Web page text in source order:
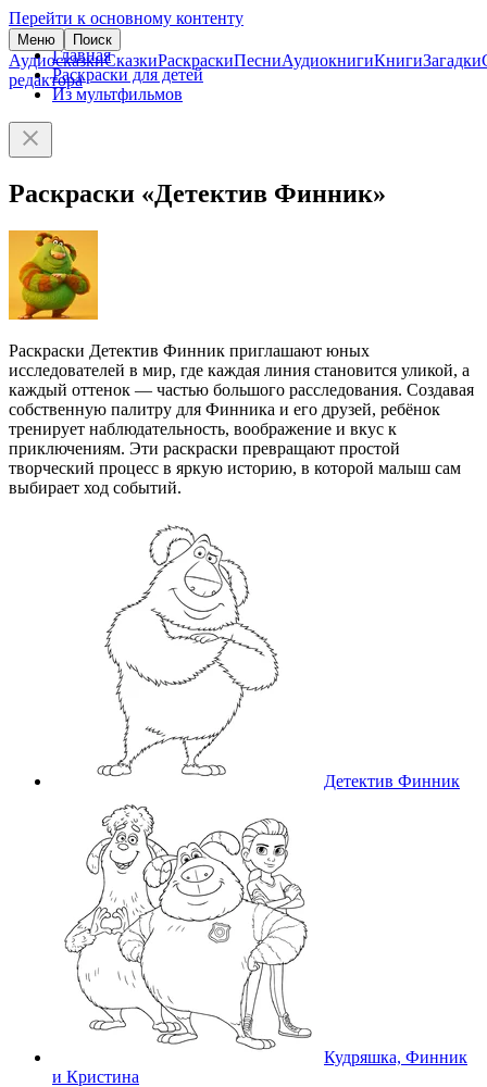
Перейти к основному контенту
Меню Поиск
АудиосказкиСказкиРаскраскиПесниАудиокнигиКнигиЗагадки
редактора
Главная
Раскраски для детей
Из мультфильмов
Раскраски «Детектив Финник»
Раскраски Детектив Финник приглашают юных
исследователей в мир, где каждая линия становится уликой, а
каждый оттенок — частью большого расследования. Создавая
собственную палитру для Финника и его друзей, ребёнок
тренирует наблюдательность, воображение и вкус к
приключениям. Эти раскраски превращают простой
творческий процесс в яркую историю, в которой малыш сам
выбирает ход событий.
Детектив Финник
Кудряшка, Финник
и Кристина